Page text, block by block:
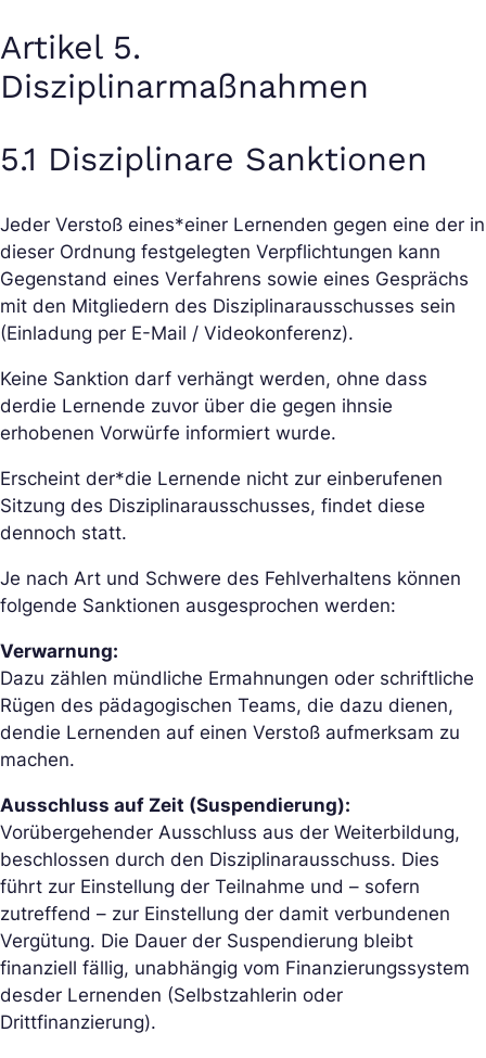
Artikel 5.
Disziplinarmaßnahmen
5.1 Disziplinare Sanktionen
Jeder Verstoß eines*einer Lernenden gegen eine der in
dieser Ordnung festgelegten Verpflichtungen kann
Gegenstand eines Verfahrens sowie eines Gesprächs
mit den Mitgliedern des Disziplinarausschusses sein
(Einladung per E-Mail / Videokonferenz).
Keine Sanktion darf verhängt werden, ohne dass
derdie Lernende zuvor über die gegen ihnsie
erhobenen Vorwürfe informiert wurde.
Erscheint der*die Lernende nicht zur einberufenen
Sitzung des Disziplinarausschusses, findet diese
dennoch statt.
Je nach Art und Schwere des Fehlverhaltens können
folgende Sanktionen ausgesprochen werden:
Verwarnung:
Dazu zählen mündliche Ermahnungen oder schriftliche
Rügen des pädagogischen Teams, die dazu dienen,
dendie Lernenden auf einen Verstoß aufmerksam zu
machen.
Ausschluss auf Zeit (Suspendierung):
Vorübergehender Ausschluss aus der Weiterbildung,
beschlossen durch den Disziplinarausschuss. Dies
führt zur Einstellung der Teilnahme und – sofern
zutreffend – zur Einstellung der damit verbundenen
Vergütung. Die Dauer der Suspendierung bleibt
finanziell fällig, unabhängig vom Finanzierungssystem
desder Lernenden (Selbstzahlerin oder
Drittfinanzierung).